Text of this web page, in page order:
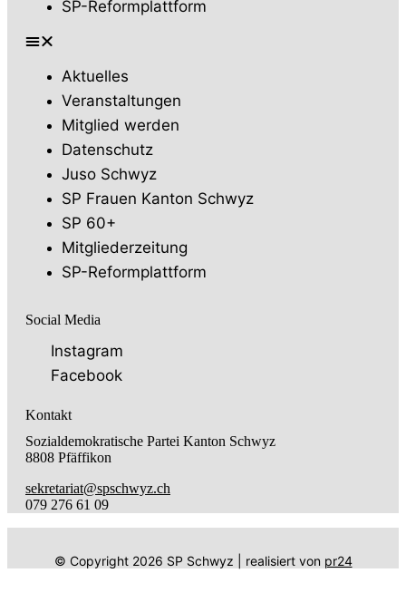
SP-Reformplattform
Aktuelles
Veranstaltungen
Mitglied werden
Datenschutz
Juso Schwyz
SP Frauen Kanton Schwyz
SP 60+
Mitgliederzeitung
SP-Reformplattform
Social Media
Instagram
Facebook
Kontakt
Sozialdemokratische Partei Kanton Schwyz
8808 Pfäffikon
sekretariat@spschwyz.ch
079 276 61 09
© Copyright 2026 SP Schwyz | realisiert von pr24